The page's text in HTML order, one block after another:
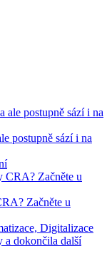
postupně sází i na
Začněte u
Digitalizace